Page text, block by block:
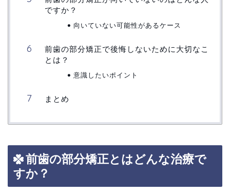
ですか？
向いていない可能性があるケース
前歯の部分矯正で後悔しないために大切なこ
とは？
意識したいポイント
まとめ
前歯の部分矯正とはどんな治療で
すか？